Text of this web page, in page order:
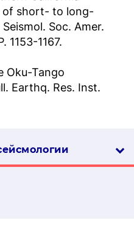
of short- to long-
Soc. Amer.
1153-1167.
Oku-Tango
Earthq. Res. Inst.